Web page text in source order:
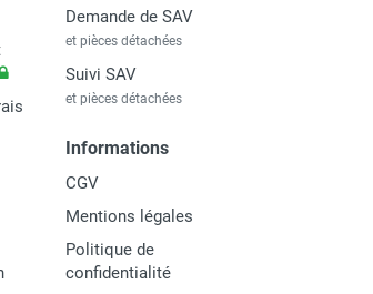
Demande de SAV
et pièces détachées
Suivi SAV
et pièces détachées
Informations
CGV
Mentions légales
Politique de
confidentialité